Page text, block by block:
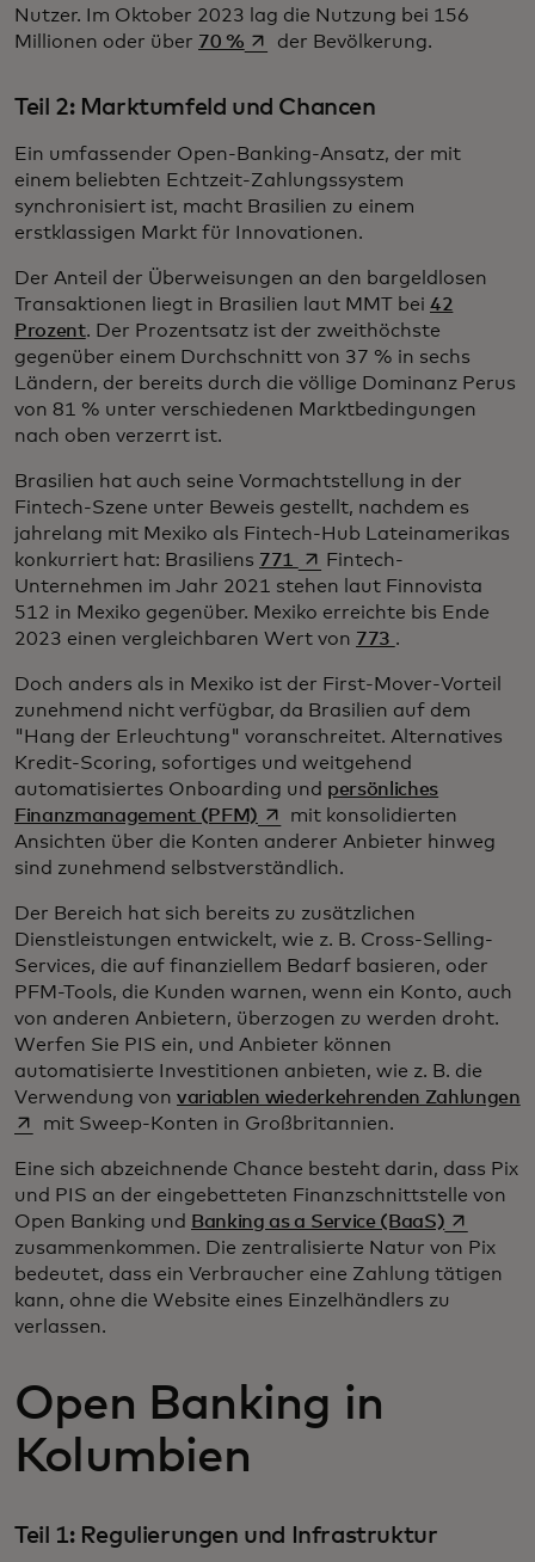
Nutzer. Im Oktober 2023 lag die Nutzung bei 156
Millionen oder über 70 %wird in einer neuen
der Bevölkerung.
Teil 2: Marktumfeld und Chancen
Ein umfassender Open-Banking-Ansatz, der mit
einem beliebten Echtzeit-Zahlungssystem
synchronisiert ist, macht Brasilien zu einem
erstklassigen Markt für Innovationen.
Der Anteil der Überweisungen an den bargeldlosen
Transaktionen liegt in Brasilien laut MMT bei 42
Prozent. Der Prozentsatz ist der zweithöchste
gegenüber einem Durchschnitt von 37 % in sechs
Ländern, der bereits durch die völlige Dominanz Perus
von 81 % unter verschiedenen Marktbedingungen
nach oben verzerrt ist.
Brasilien hat auch seine Vormachtstellung in der
Fintech-Szene unter Beweis gestellt, nachdem es
jahrelang mit Mexiko als Fintech-Hub Lateinamerikas
konkurriert hat: Brasiliens 771 wird in einer neuen
Fintech-
Unternehmen im Jahr 2021 stehen laut Finnovista
512 in Mexiko gegenüber. Mexiko erreichte bis Ende
2023 einen vergleichbaren Wert von 773 .
Doch anders als in Mexiko ist der First-Mover-Vorteil
zunehmend nicht verfügbar, da Brasilien auf dem
"Hang der Erleuchtung" voranschreitet. Alternatives
Kredit-Scoring, sofortiges und weitgehend
automatisiertes Onboarding und persönliches
Finanzmanagement (PFM)wird in einer neuen
mit konsolidierten
Ansichten über die Konten anderer Anbieter hinweg
sind zunehmend selbstverständlich.
Der Bereich hat sich bereits zu zusätzlichen
Dienstleistungen entwickelt, wie z. B. Cross-Selling-
Services, die auf finanziellem Bedarf basieren, oder
PFM-Tools, die Kunden warnen, wenn ein Konto, auch
von anderen Anbietern, überzogen zu werden droht.
Werfen Sie PIS ein, und Anbieter können
automatisierte Investitionen anbieten, wie z. B. die
Verwendung von variablen wiederkehrenden Zahlungen
mit Sweep-Konten in Großbritannien.
Eine sich abzeichnende Chance besteht darin, dass Pix
und PIS an der eingebetteten Finanzschnittstelle von
Open Banking und Banking as a Service (BaaS)wird in
zusammenkommen. Die zentralisierte Natur von Pix
bedeutet, dass ein Verbraucher eine Zahlung tätigen
kann, ohne die Website eines Einzelhändlers zu
verlassen.
Open Banking in
Kolumbien
Teil 1: Regulierungen und Infrastruktur